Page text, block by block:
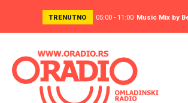
TRENUTNO 05:00 - 11:00 Music Mix by